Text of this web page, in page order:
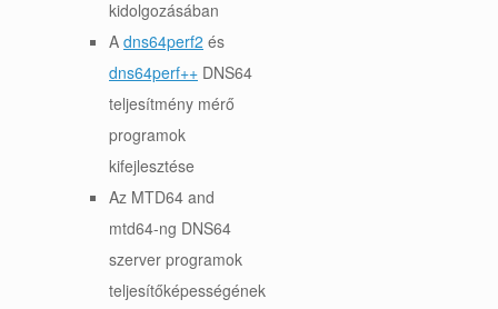
kidolgozásában
A dns64perf2 és
dns64perf++ DNS64
teljesítmény mérő
programok
kifejlesztése
Az MTD64 and
mtd64-ng DNS64
szerver programok
teljesítőképességének